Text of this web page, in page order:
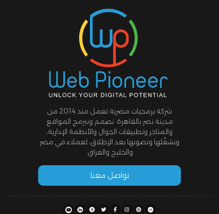
شركة برمجيات مصرية تعمل منذ 2014 من
مدينة نصر بالقاهرة. نصمم ونبرمج المواقع
والمتاجر وتطبيقات الجوال والأنظمة الإدارية،
ونشغّلها ونصونها بعد الإطلاق، لعملاء في مصر
والخليج والعراق.
تواصل معنا